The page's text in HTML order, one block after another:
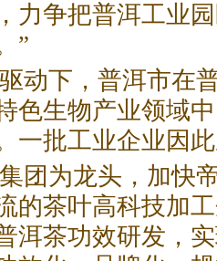
力争把普洱工业
”
动下，普洱市在
色生物产业领域
一批工业企业因
为龙头，加快
的茶叶高科技加
洱茶功效研发，